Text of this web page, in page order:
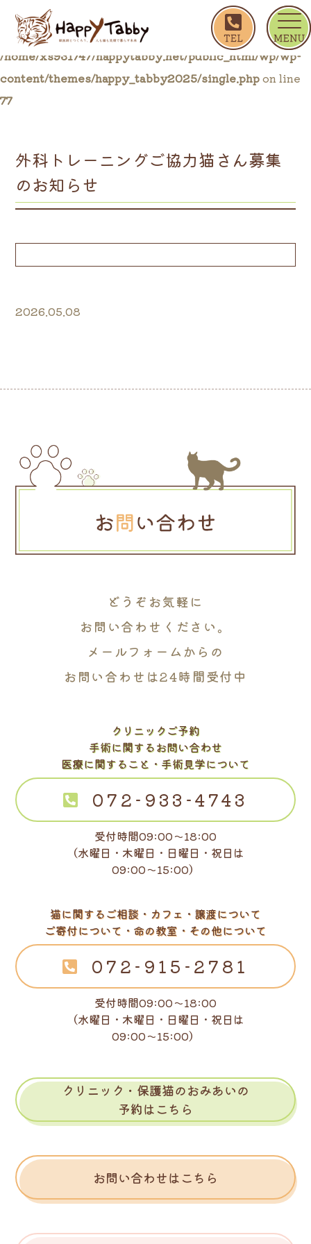
ホーム
外科トレーニングご協力猫
Warning: Trying to access array offset on false in
/home/xs931747/happytabby.net/public_html/wp/wp-
content/themes/happy_tabby2025/single.phpon line
77
外科トレーニングご協力猫さん募集
のお知らせ
2026.05.08
どうぞお気軽に
お問い合わせください。
メールフォームからの
お問い合わせは24時間受付中
クリニックご予約
手術に関するお問い合わせ
医療に関すること・手術見学について
072-933-4743
受付時間09:00～18:00
（水曜日・木曜日・日曜日・祝日は
09:00～15:00）
猫に関するご相談・カフェ・譲渡について
ご寄付について・命の教室・その他について
072-915-2781
受付時間09:00～18:00
（水曜日・木曜日・日曜日・祝日は
09:00～15:00）
クリニック・保護猫のおみあいの
予約はこちら
お問い合わせはこちら